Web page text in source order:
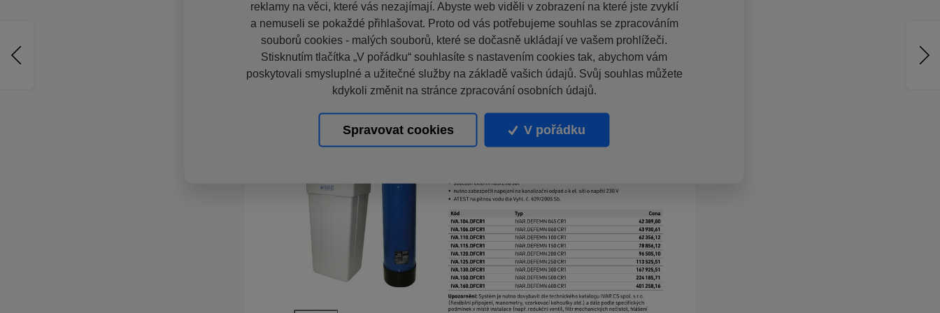
reklamy na věci, které vás nezajímají. Abyste web viděli v zobrazení na které jste zvyklí
a nemuseli se pokaždé přihlašovat. Proto od vás potřebujeme souhlas se zpracováním
souborů cookies - malých souborů, které se dočasně ukládají ve vašem prohlížeči.
Stisknutím tlačítka „V pořádku“ souhlasíte s nastavením cookies tak, abychom vám
poskytovali smysluplné a užitečné služby na základě vašich údajů. Svůj souhlas můžete
kdykoli změnit na stránce zpracování osobních údajů.
Spravovat cookies V pořádku